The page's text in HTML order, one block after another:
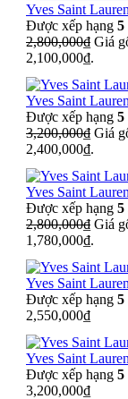
Yves Saint
Được xếp hạng 5
2,800,000₫ Giá
2,100,000₫.
Yves Saint
Được xếp hạng 5
3,200,000₫ Giá
2,400,000₫.
Yves Saint
Được xếp hạng 5
2,800,000₫ Giá
1,780,000₫.
Yves Saint
Được xếp hạng 5
2,550,000₫
Yves Saint
Được xếp hạng 5
3,200,000₫